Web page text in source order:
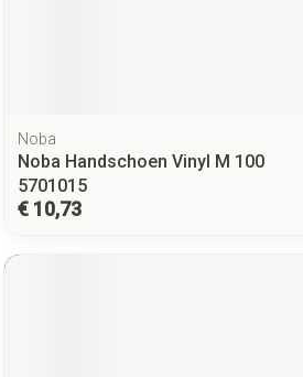
Noba
Noba Handschoen Vinyl M 100
5701015
€ 10,73